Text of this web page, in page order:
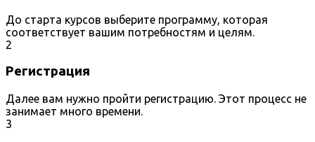
До старта курсов выберите программу, которая
соответствует вашим потребностям и целям.
2
Регистрация
Далее вам нужно пройти регистрацию. Этот процесс не
занимает много времени.
3